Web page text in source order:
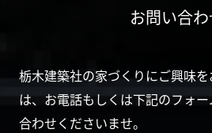
お問い合
栃木建築社の家づくりにご興味
は、お電話もしくは下記のフォ
合わせくださいませ。